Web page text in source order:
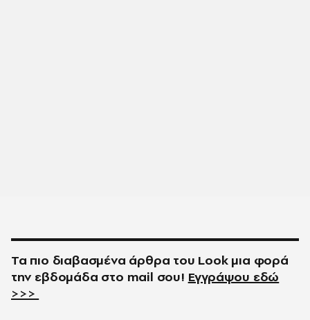
Τα πιο διαβασμένα άρθρα του Look μια φορά
την εβδομάδα στο mail σου! Εγγράψου εδώ
>>>